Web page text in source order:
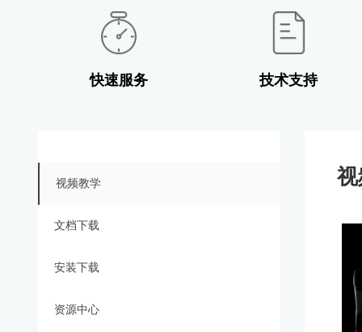
快速服务 技术支持
视频教学
文档下载
安装下载
资源中心